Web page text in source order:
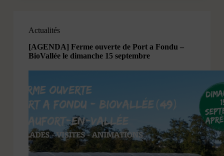
Actualités
[AGENDA] Ferme ouverte de Port a Fondu –
BioVallée le dimanche 15 septembre